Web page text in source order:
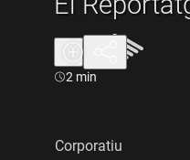
Durada:
2 min
Corporatiu